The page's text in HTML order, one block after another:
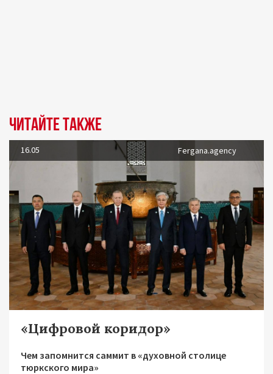
Читайте также
16.05 Fergana.agency
«Цифровой коридор»
Чем запомнится саммит в «духовной столице
тюркского мира»